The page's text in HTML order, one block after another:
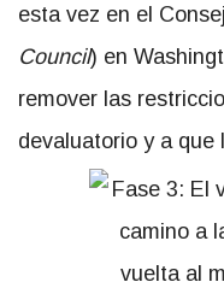
esta vez en el
Council) en
remover las
devaluatorio y a que